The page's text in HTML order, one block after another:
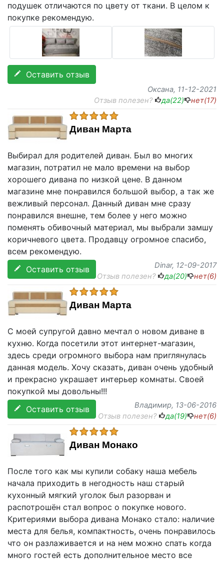
подушек отличаются по цвету от ткани. В целом к
покупке рекомендую.
Оставить отзыв
Оксана, 11-12-2021
Отзыв полезен?
да(22) нет(17)
Диван Марта
Выбирал для родителей диван. Был во многих
магазин, потратил не мало времени на выбор
хорошего дивана по низкой цене. В данном
магазине мне понравился большой выбор, а так же
вежливый персонал. Данный диван мне сразу
понравился внешне, тем более у него можно
поменять обивочный материал, мы выбрали замшу
коричневого цвета. Продавцу огромное спасибо,
всем рекомендую.
Оставить отзыв
Dinar, 12-09-2017
Отзыв полезен?
да(20) нет(6)
Диван Марта
С моей супругой давно мечтал о новом диване в
кухню. Когда посетили этот интернет-магазин,
здесь среди огромного выбора нам приглянулась
данная модель. Хочу сказать, диван очень удобный
и прекрасно украшает интерьер комнаты. Своей
покупкой мы довольны!!!
Оставить отзыв
Владимир, 13-06-2016
Отзыв полезен?
да(19) нет(6)
Диван Монако
После того как мы купили собаку наша мебель
начала приходить в негодность наш старый
кухонный мягкий уголок был разорван и
распотрошён стал вопрос о покупке нового.
Критериями выбора дивана Монако стало: наличие
места для белья, компактность, очень понравилось
что он разлаживается и на нем можно спать когда
много гостей есть дополнительное место все